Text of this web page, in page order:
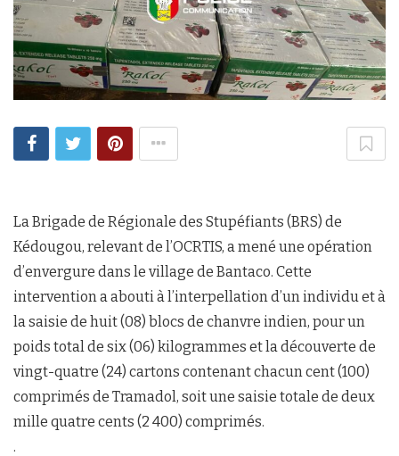
La Brigade de Régionale des Stupéfiants (BRS) de
Kédougou, relevant de l’OCRTIS, a mené une opération
d’envergure dans le village de Bantaco. Cette
intervention a abouti à l’interpellation d’un individu et à
la saisie de huit (08) blocs de chanvre indien, pour un
poids total de six (06) kilogrammes et la découverte de
vingt-quatre (24) cartons contenant chacun cent (100)
comprimés de Tramadol, soit une saisie totale de deux
mille quatre cents (2 400) comprimés.
.